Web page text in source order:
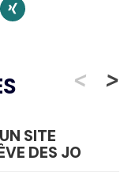
<
SITE
DES JO
>